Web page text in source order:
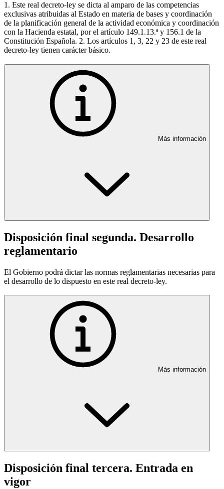
1. Este real decreto-ley se dicta al amparo de las competencias
exclusivas atribuidas al Estado en materia de bases y coordinación
de la planificación general de la actividad económica y coordinación
con la Hacienda estatal, por el artículo 149.1.13.ª y 156.1 de la
Constitución Española. 2. Los artículos 1, 3, 22 y 23 de este real
decreto-ley tienen carácter básico.
Más información
Disposición final segunda. Desarrollo
reglamentario
El Gobierno podrá dictar las normas reglamentarias necesarias para
el desarrollo de lo dispuesto en este real decreto-ley.
Más información
Disposición final tercera. Entrada en
vigor